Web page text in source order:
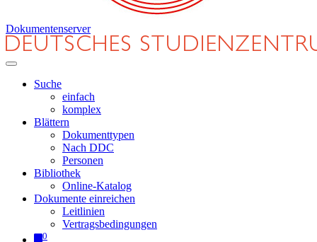
Dokumentenserver
Suche
einfach
komplex
Blättern
Dokumenttypen
Nach DDC
Personen
Bibliothek
Online-Katalog
Dokumente einreichen
Leitlinien
Vertragsbedingungen
0